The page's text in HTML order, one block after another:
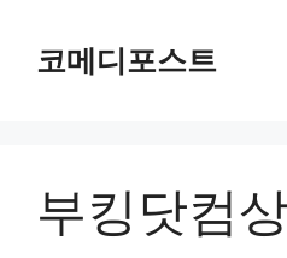
코메디포스트
부킹닷컴